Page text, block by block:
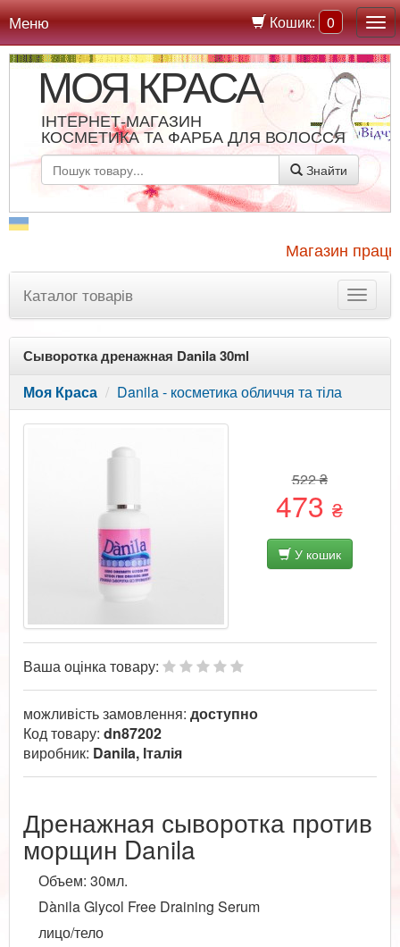
Кошик: 0
Меню
МОЯ КРАСА
ІНТЕРНЕТ-МАГАЗИН
КОСМЕТИКА ТА ФАРБА ДЛЯ ВОЛОССЯ
Знайти
Магазин
Каталог товарів
Сыворотка дренажная Danila 30ml
Моя Краса Danila - косметика обличчя та тіла
522 ₴
473 ₴
У кошик
Ваша оцінка товару:
можливість замовлення: доступно
Код товару: dn87202
виробник: Danila, Італія
Дренажная сыворотка против
морщин Danila
Объем: 30мл.
Dànila Glycol Free Draining Serum
лицо/тело